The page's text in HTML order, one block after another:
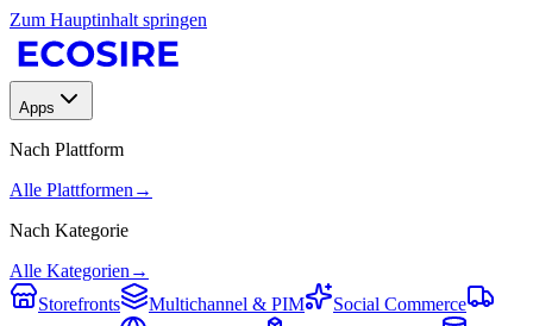
Zum Hauptinhalt springen
Apps
Nach Plattform
Alle Plattformen →
Nach Kategorie
Alle Kategorien →
Storefronts
Multichannel & PIM
Social Commerce